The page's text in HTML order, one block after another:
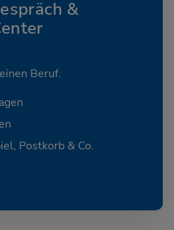
&
Beruf.
Postkorb & Co.